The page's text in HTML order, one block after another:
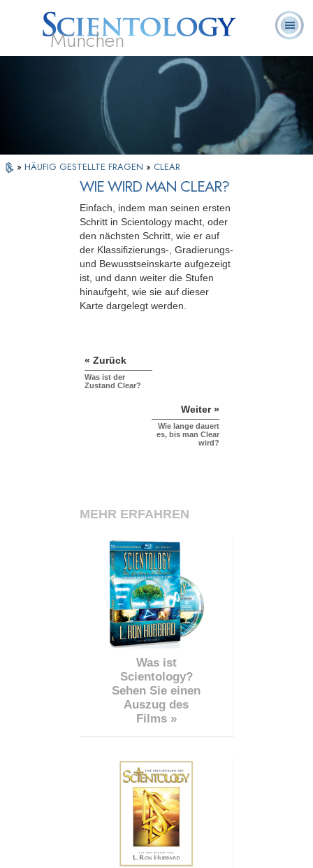
München
Scientology?
Ehrenamtliche
Geistliche
Häufig gestellte
Fragen
» HÄUFIG GESTELLTE FRAGEN » CLEAR
WIE WIRD MAN CLEAR?
Einfach, indem man seinen ersten
Schritt in Scientology macht, oder
den nächsten Schritt, wie er auf
der Klassifizierungs-, Gradierungs-
und Bewusstseinskarte aufgezeigt
ist, und dann weiter die Stufen
hinaufgeht, wie sie auf dieser
Karte dargelegt werden.
« Zurück
Was ist der
Zustand Clear?
Weiter »
Wie lange dauert
es, bis man Clear
wird?
MEHR ERFAHREN
Was ist
Scientology?
Sehen Sie einen
Auszug des
Films »